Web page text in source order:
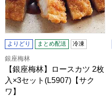
よりどり まとめ配送 冷凍
銀座梅林
【銀座梅林】ロースカツ 2枚
入×3セット(L5907)【サク
ワ】